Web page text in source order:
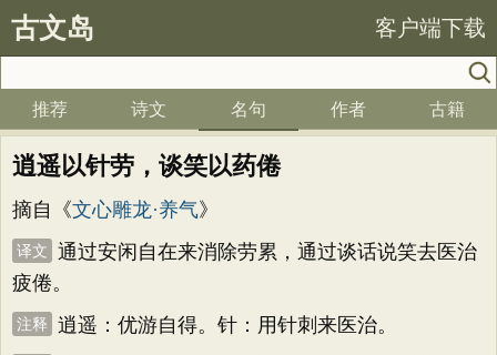
古文岛 客户端下载
推荐 诗文 名句 作者 古籍
逍遥以针劳，谈笑以药倦
摘自《文心雕龙·养气》
译文
通过安闲自在来消除劳累，通过谈话说笑去医治
疲倦。
注释 逍遥：优游自得。针：用针刺来医治。